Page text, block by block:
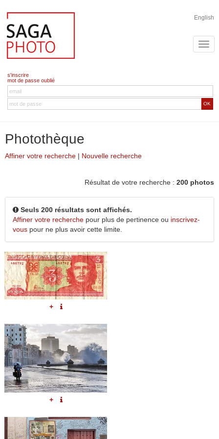
English
s'inscrire
mot de passe oublié
OK
Photothèque
Affiner votre recherche | Nouvelle recherche
Résultat de votre recherche : 200 photos
Seuls 200 résultats sont affichés.
Affiner votre recherche pour plus de pertinence ou inscrivez-
vous pour ne plus avoir cette limite.
+
+